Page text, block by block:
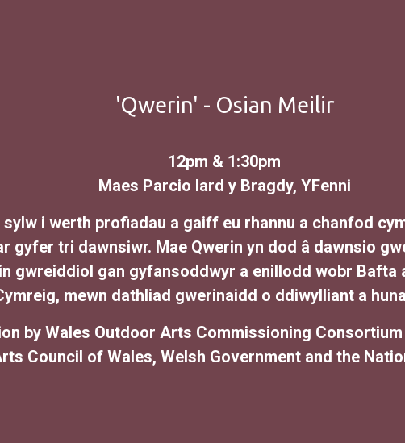
'Qwerin' - Osian Meilir
12pm & 1:30pm
Maes Parcio Iard y Bragdy, YFenni
i werth profiadau a gaiff eu rhannu a chanfod
gyfer tri dawnsiwr. Mae Qwerin yn dod â dawnsio
gwreiddiol gan gyfansoddwyr a enillodd wobr
mewn dathliad gwerinaidd o ddiwylliant a
by Wales Outdoor Arts Commissioning
Council of Wales, Welsh Government and the